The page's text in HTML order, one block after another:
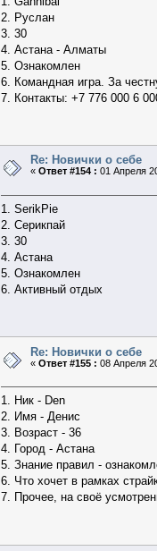
2. Руслан
3. 30
4. Астана - Алматы
5. Ознакомлен
6. Командная игра. За
7. Контакты: +7 776 000 6
Re: Новички о себе
« Ответ #154 : 01 Апреля
1. SerikPie
2. Серикпай
3. 30
4. Астана
5. Ознакомлен
6. Активный отдых
Re: Новички о себе
« Ответ #155 : 08 Апреля
1. Ник - Den
2. Имя - Денис
3. Возраст - 36
4. Город - Астана
5. Знание правил -
6. Что хочет в рамках
7. Прочее, на своё